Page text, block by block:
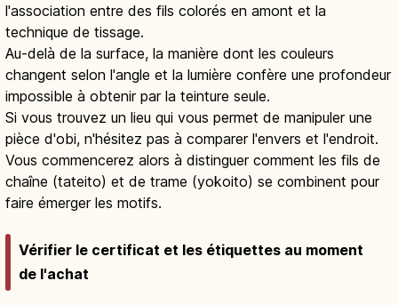
l'association entre des fils colorés en amont et la
technique de tissage.
Au-delà de la surface, la manière dont les couleurs
changent selon l'angle et la lumière confère une profondeur
impossible à obtenir par la teinture seule.
Si vous trouvez un lieu qui vous permet de manipuler une
pièce d'obi, n'hésitez pas à comparer l'envers et l'endroit.
Vous commencerez alors à distinguer comment les fils de
chaîne (tateito) et de trame (yokoito) se combinent pour
faire émerger les motifs.
Vérifier le certificat et les étiquettes au moment
de l'achat